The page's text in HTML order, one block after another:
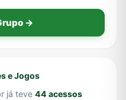
→
e Jogos
já teve 44 acessos